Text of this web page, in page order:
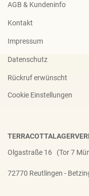
AGB & Kundeninfo
Kontakt
Impressum
Datenschutz
Rückruf erwünscht
Cookie Einstellungen
Olgastraße 16 (Tor 7
72770 Reutlingen -